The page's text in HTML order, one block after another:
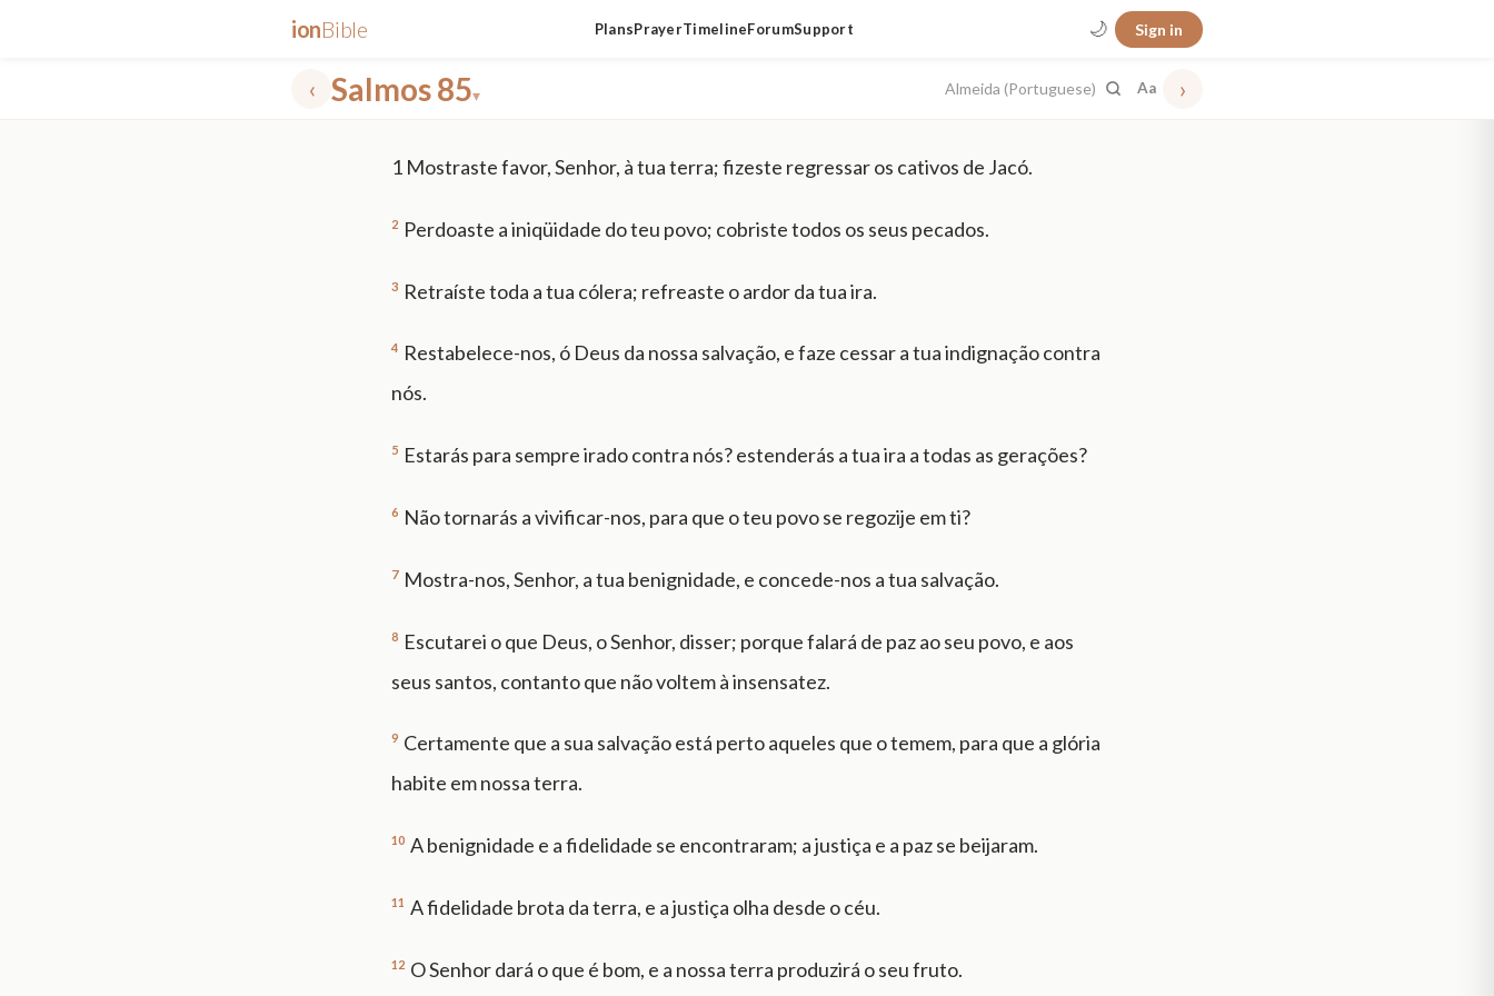
ionBible PlansPrayerTimelineForumSupport 🌙 Sign in
‹ Salmos 85▾ Almeida (Portuguese) Aa ›
1 Mostraste favor, Senhor, à tua terra; fizeste regressar os cativos de Jacó.
2 Perdoaste a iniqüidade do teu povo; cobriste todos os seus pecados.
3 Retraíste toda a tua cólera; refreaste o ardor da tua ira.
4 Restabelece-nos, ó Deus da nossa salvação, e faze cessar a tua indignação contra
nós.
5 Estarás para sempre irado contra nós? estenderás a tua ira a todas as gerações?
6 Não tornarás a vivificar-nos, para que o teu povo se regozije em ti?
7 Mostra-nos, Senhor, a tua benignidade, e concede-nos a tua salvação.
8 Escutarei o que Deus, o Senhor, disser; porque falará de paz ao seu povo, e aos
seus santos, contanto que não voltem à insensatez.
9 Certamente que a sua salvação está perto aqueles que o temem, para que a glória
habite em nossa terra.
10 A benignidade e a fidelidade se encontraram; a justiça e a paz se beijaram.
11 A fidelidade brota da terra, e a justiça olha desde o céu.
12 O Senhor dará o que é bom, e a nossa terra produzirá o seu fruto.